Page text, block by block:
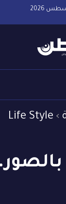
Life Style
بالصور.. فرش 25 ألف